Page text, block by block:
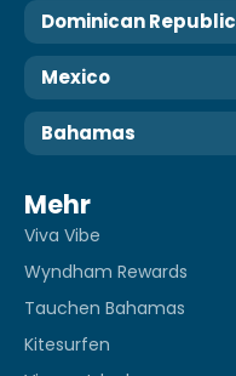
Dominican Republic
Mexico
Bahamas
Mehr
Viva Vibe
Wyndham Rewards
Tauchen Bahamas
Kitesurfen